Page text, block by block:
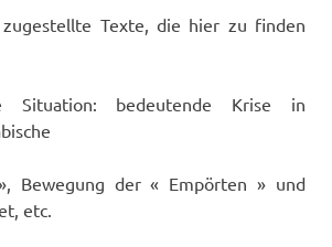
Texte, die hier zu finden
bedeutende Krise in
Bewegung der « Empörten » und
etc.